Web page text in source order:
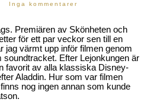
Inga kommentarer
Premiären av Skönheten och
för ett par veckor sen till en
jag värmt upp inför filmen genom
Efter Lejonkungen är
favorit av alla klassiska Disney-
Aladdin. Hur som var filmen
nog ingen annan som kunde